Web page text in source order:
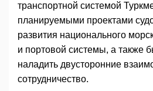
транспортной системой
планируемыми проектами
развития национального
и портовой системы, а также
наладить двусторонние
сотрудничество.